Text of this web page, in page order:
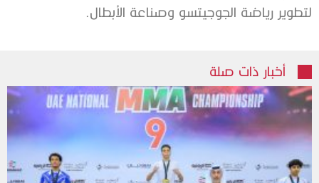
لتطوير رياضة الجوجيتسو وصناعة الأبطال.
أخبار ذات صلة